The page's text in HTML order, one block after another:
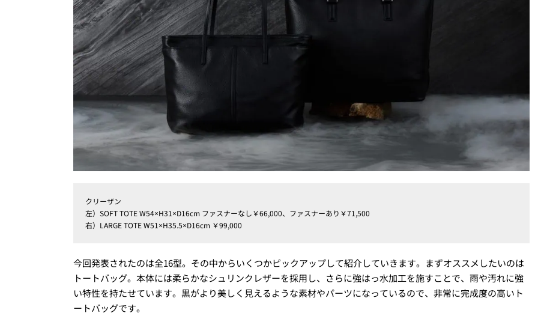
クリーザン
左）SOFT TOTE W54×H31×D16cm ファスナーなし￥66,000、ファスナーあり￥71,500
右）LARGE TOTE W51×H35.5×D16cm ￥99,000
今回発表されたのは全16型。その中からいくつかピックアップして紹介していきます。まずオススメしたいのは
トートバッグ。本体には柔らかなシュリンクレザーを採用し、さらに強はっ水加工を施すことで、雨や汚れに強
い特性を持たせています。黒がより美しく見えるような素材やパーツになっているので、非常に完成度の高いト
ートバッグです。